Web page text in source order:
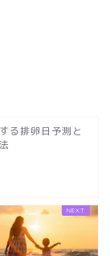
る排卵日予測と